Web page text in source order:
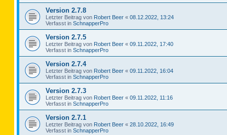
Version 2.7.8
Letzter Beitrag von Robert Beer « 08.12.2022, 13:24
Verfasst in SchnapperPro
Version 2.7.5
Letzter Beitrag von Robert Beer « 09.11.2022, 17:40
Verfasst in SchnapperPro
Version 2.7.4
Letzter Beitrag von Robert Beer « 09.11.2022, 16:04
Verfasst in SchnapperPro
Version 2.7.3
Letzter Beitrag von Robert Beer « 09.11.2022, 11:16
Verfasst in SchnapperPro
Version 2.7.1
Letzter Beitrag von Robert Beer « 28.10.2022, 16:49
Verfasst in SchnapperPro